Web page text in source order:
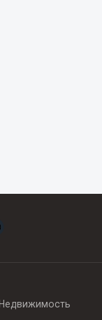
Недвижимость